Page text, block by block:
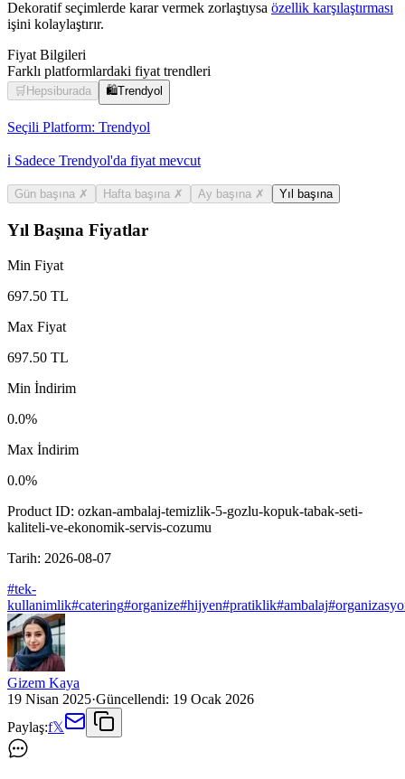
Dekoratif seçimlerde karar vermek zorlaştıysa özellik karşılaştırması
işini kolaylaştırır.
Fiyat Bilgileri
Farklı platformlardaki fiyat trendleri
🛒 Hepsiburada 🛍️Trendyol
Seçili Platform: Trendyol
ℹ️ Sadece Trendyol'da fiyat mevcut
Gün başına ✗ Hafta başına ✗ Ay başına ✗ Yıl başına
Yıl Başına Fiyatlar
Min Fiyat
697.50 TL
Max Fiyat
697.50 TL
Min İndirim
0.0%
Max İndirim
0.0%
Product ID: ozkan-ambalaj-temizlik-5-gozlu-kopuk-tabak-seti-
kaliteli-ve-ekonomik-servis-cozumu
Tarih: 2026-08-07
#tek-
kullanimlik#catering#organize#hijyen#pratiklik#ambalaj#
Gizem Kaya
19 Nisan 2025·Güncellendi: 19 Ocak 2026
Paylaş:f𝕏